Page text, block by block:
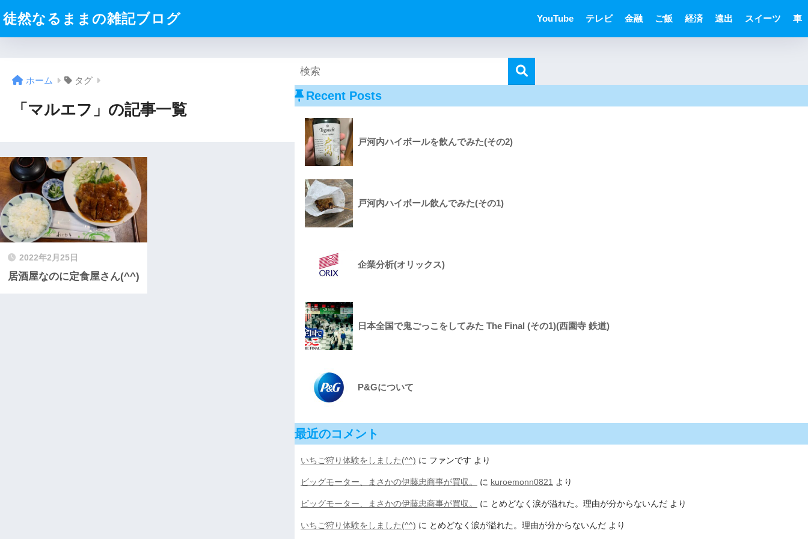
徒然なるままの雑記ブログ YouTube テレビ 金融 ご飯 経済 遠出 スイーツ 車
ホーム タグ
「マルエフ」の記事一覧
2022年2月25日
居酒屋なのに定食屋さん(^^)
Recent Posts
戸河内ハイボールを飲んでみた(その2)
戸河内ハイボール飲んでみた(その1)
企業分析(オリックス)
日本全国で鬼ごっこをしてみた The Final (その1)(西園寺 鉄道)
P&Gについて
最近のコメント
いちご狩り体験をしました(^^) に ファンです より
ビッグモーター、まさかの伊藤忠商事が買収。 に kuroemonn0821 より
ビッグモーター、まさかの伊藤忠商事が買収。 に とめどなく涙が溢れた。理由が分からないんだ より
いちご狩り体験をしました(^^) に とめどなく涙が溢れた。理由が分からないんだ より